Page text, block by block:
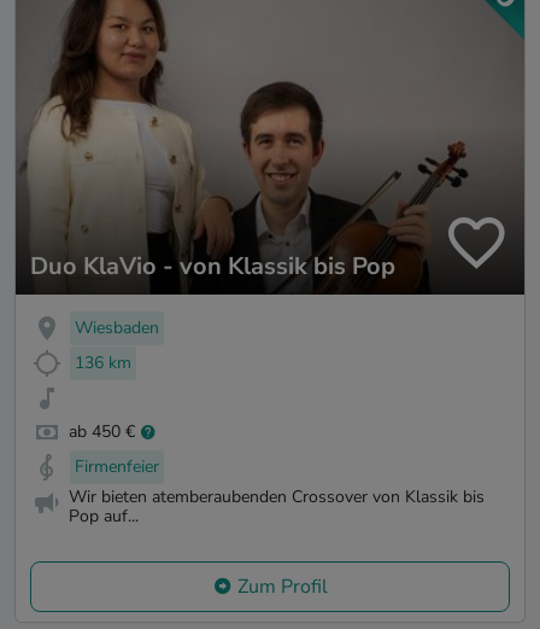
Duo KlaVio - von Klassik bis Pop
Wiesbaden
136 km
ab 450 €
Firmenfeier
Wir bieten atemberaubenden Crossover von Klassik bis
Pop auf...
Zum Profil